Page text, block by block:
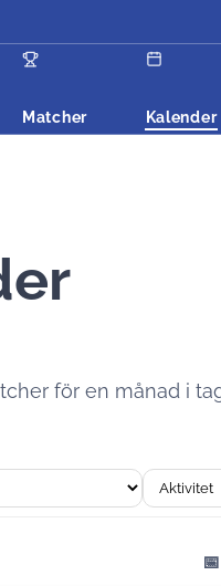
Matcher Kalender
för en månad i